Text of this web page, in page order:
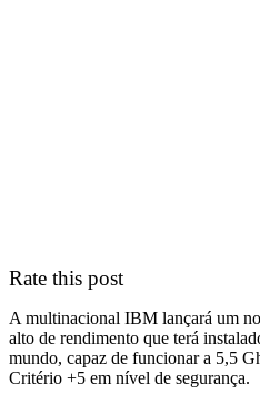
Rate this post
A multinacional IBM lançará um
alto de rendimento que terá
mundo, capaz de funcionar a 5,5
Critério +5 em nível de segurança.